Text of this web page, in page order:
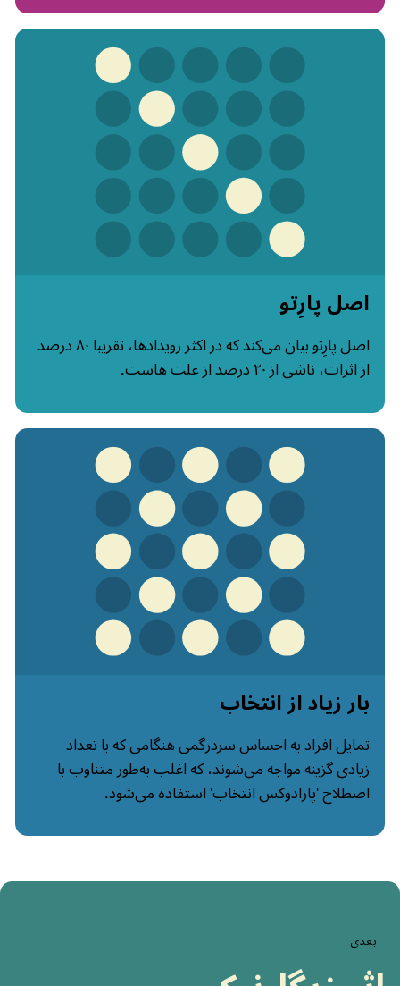
اصل پارِتو
اصل پارِتو بیان می‌کند که در اکثر رویدادها، تقریبا ۸۰ درصد
از اثرات، ناشی از ۲۰ درصد از علت هاست.
بار زیاد از انتخاب
تمایل افراد به احساس سردرگمی هنگامی که با تعداد
زیادی گزینه مواجه می‌شوند، که اغلب به‌طور متناوب با
اصطلاح 'پارادوکس انتخاب' استفاده می‌شود.
بعدی